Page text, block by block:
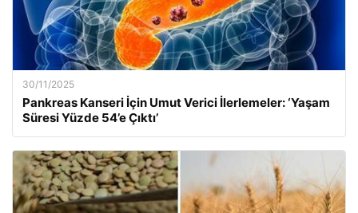
30/11/2025
Pankreas Kanseri İçin Umut Verici İlerlemeler: ‘Yaşam
Süresi Yüzde 54’e Çıktı’